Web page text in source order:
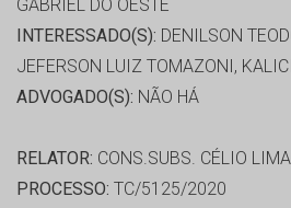
GABRIEL DO OESTE
INTERESSADO(S): DENILSON
JEFERSON LUIZ TOMAZONI,
ADVOGADO(S): NÃO HÁ
RELATOR: CONS.SUBS. CÉLIO
PROCESSO: TC/5125/2020